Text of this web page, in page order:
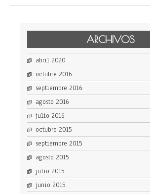
ARCHIVOS
abril 2020
octubre 2016
septiembre 2016
agosto 2016
julio 2016
octubre 2015
septiembre 2015
agosto 2015
julio 2015
junio 2015